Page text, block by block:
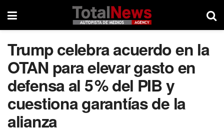
Trump celebra acuerdo en la
OTAN para elevar gasto en
defensa al 5 % del PIB y
cuestiona garantías de la
alianza